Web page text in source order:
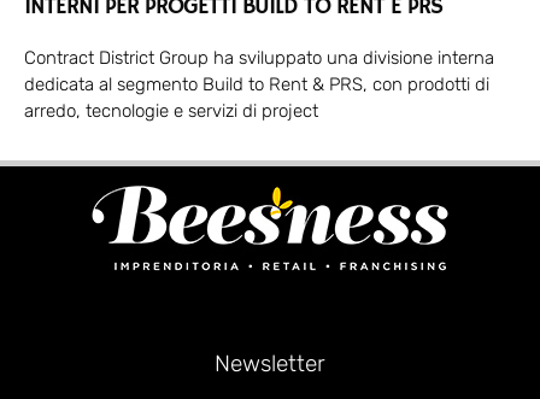
INTERNI PER PROGETTI BUILD TO RENT E PRS
Contract District Group ha sviluppato una divisione interna
dedicata al segmento Build to Rent & PRS, con prodotti di
arredo, tecnologie e servizi di project
Newsletter